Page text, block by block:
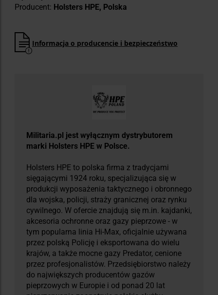
Producent: Holsters HPE, Polska
Informacja o producencie i bezpieczeństwo
Militaria.pl jest wyłącznym dystrybutorem
marki Holsters HPE w Polsce.
Holsters HPE to polska firma z tradycjami
sięgającymi 1924 roku, specjalizująca się w
produkcji wyposażenia taktycznego i obronnego
dla wojska, policji, straży granicznej oraz rynku
cywilnego. W ofercie znajdują się m.in. kajdanki,
akcesoria ochronne oraz gazy pieprzowe - w
tym popularna linia Hi-Max, oficjalnie używana
przez polską Policję i eksportowana do wielu
krajów, a także mocne gazy Predator, cenione
przez profesjonalistów. Przedsiębiorstwo należy
do największych producentów gazów
pieprzowych w Europie i od ponad 20 lat